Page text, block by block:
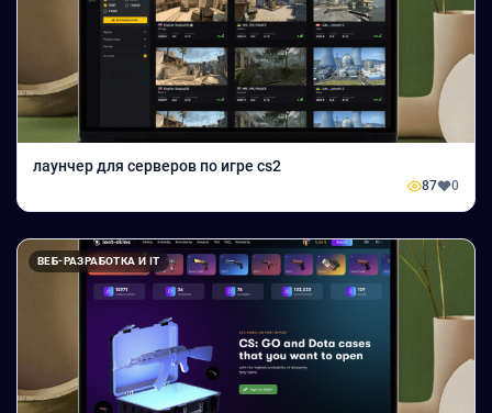
лаунчер для серверов по игре cs2
87 0
ВЕБ-РАЗРАБОТКА И IT